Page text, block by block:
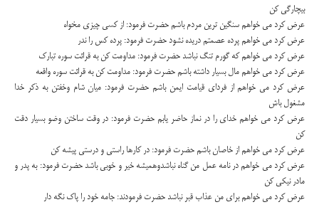
بيچارگي كن
عرض كرد مي خواهم سنگين ترين مردم باشم حضرت فرمود: از كسي چيزي مخواه
عرض كرد مي خواهم پرده عصمتم دريده نشود حضرت فرمود: پرده كس را ندر
عرض كرد مي خواهم كه گورم تنگ نباشد حضرت فرمود: مداومت كن به قرائت سوره تبارك
عرض كرد مي خواهم مال بسيار داشته باشم حضرت فرمود: مداومت كن به قرائت سوره واقعه
عرض كرد مي خواهم از فرداي قيامت ايمن باشم حضرت فرمود: ميان شام وخفتن به ذكر خدا
مشغول باش
عرض كرد مي خواهم خداي را در نماز حاضر يابم حضرت فرمود: در وقت ساختن وضو بسيار دقت
كن
عرض كرد مي خواهم از خاصان باشم حضرت فرمود: در كارها راستي و درستي پيشه كن
عرض كرد مي خواهم در نامه عمل من گناه نباشدوهميشه خير و خوبي باشد حضرت فرمود: به پدر و
مادر نيكي كن
عرض كرد مي خواهم براي من عذاب قبر نباشد حضرت فرمودند: جامه خود را پاك نگه دار